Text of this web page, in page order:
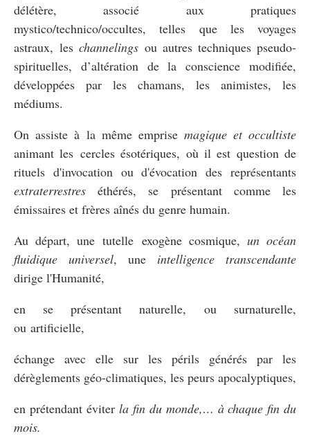
délétère, associé aux pratiques
mystico/technico/occultes, telles que les voyages
astraux, leschannelings ou autres techniques pseudo-
spirituelles, d’altération de la conscience modifiée,
développées par les chamans, les animistes, les
médiums.
On assiste à la même emprise magique et occultiste
animant les cercles ésotériques, où il est question de
rituels d'invocation ou d'évocation des représentants
extraterrestres éthérés, se présentant comme les
émissaires et frères aînés du genre humain.
Au départ, une tutelle exogène cosmique, un océan
fluidique universel, une intelligence transcendante
dirige l'Humanité,
en se présentant naturelle, ou surnaturelle,
ou artificielle,
échange avec elle sur les périls générés par les
dérèglements géo-climatiques, les peurs apocalyptiques,
en prétendant éviterla fin du monde,… à chaque fin du
mois.